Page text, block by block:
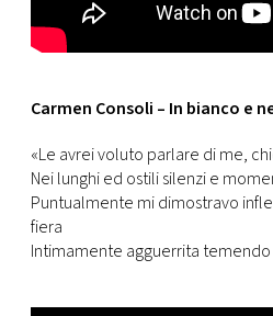
Carmen Consoli – In bianco e
«Le avrei voluto parlare di me,
Nei lunghi ed ostili silenzi e
Puntualmente mi dimostravo
fiera
Intimamente agguerrita temendo